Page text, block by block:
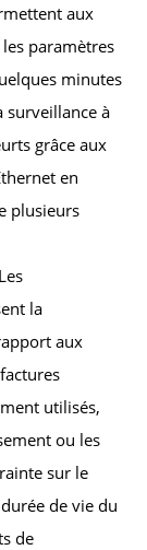
aux
paramètres
minutes
surveillance à
grâce aux
en
plusieurs
la
aux
utilisés,
ou les
sur le
de vie du
de